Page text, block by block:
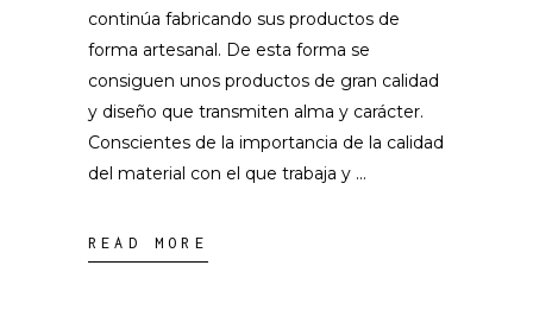
continúa fabricando sus productos de
forma artesanal. De esta forma se
consiguen unos productos de gran calidad
y diseño que transmiten alma y carácter.
Conscientes de la importancia de la calidad
del material con el que trabaja y
READ MORE